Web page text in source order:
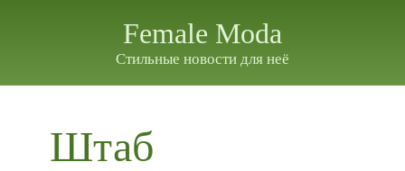
Female Moda
Стильные новости для неё
Штаб